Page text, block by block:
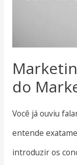
do
Você já ouviu
entende
introduzir os